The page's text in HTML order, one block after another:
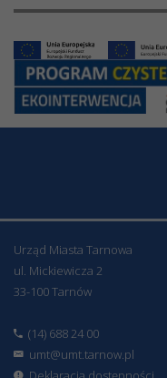
Urząd Miasta Tarnowa
ul. Mickiewicza 2
33-100 Tarnów
(14) 688 24 00
umt@umt.tarnow.pl